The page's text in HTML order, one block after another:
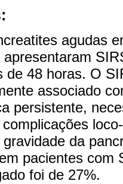
agudas
de 48 horas. O
associado
persistente,
da
pacientes com
foi de 27%.